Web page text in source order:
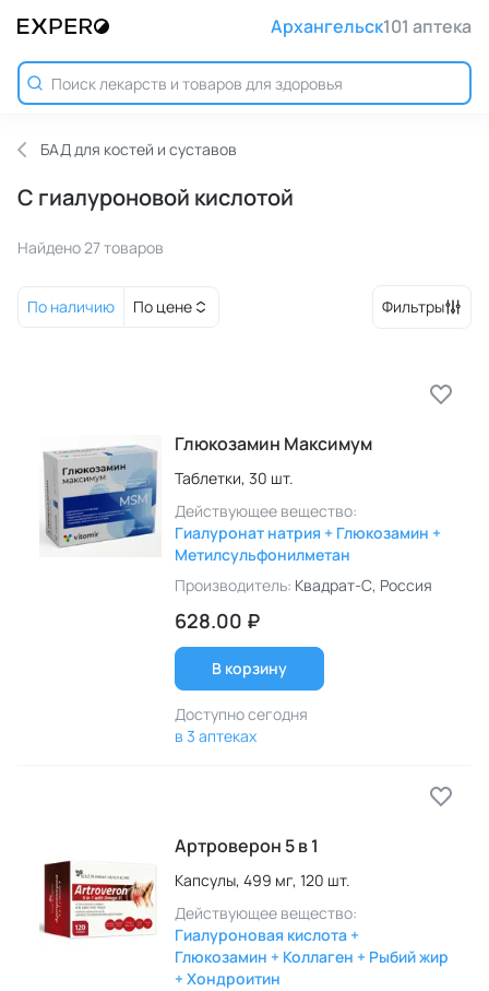
Архангельск101 аптека
БАД для костей и суставов
С гиалуроновой кислотой
Найдено 27 товаров
По наличию По цене Фильтры
Глюкозамин Максимум
Таблетки, 30 шт.
Действующее вещество:
Гиалуронат натрия + Глюкозамин +
Метилсульфонилметан
Производитель: Квадрат-С, Россия
628.00 ₽
В корзину
Доступно сегодня
в 3 аптеках
Артроверон 5 в 1
Капсулы, 499 мг, 120 шт.
Действующее вещество:
Гиалуроновая кислота +
Глюкозамин + Коллаген + Рыбий жир
+ Хондроитин